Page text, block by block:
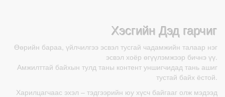
Хэсгийн Дэд гарчиг
Өөрийн бараа, үйлчилгээ эсвэл тусгай чадамжийн талаар нэг
эсвэл хоёр өгүүлэмжээр бичнэ үү.
Амжилттай байхын тулд таны контент уншигчидад тань ашиг
тустай байх ёстой.
Харилцагчаас эхэл – тэдгээрийн юу хүсч байгааг олж мэдээд